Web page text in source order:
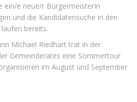
ein/e neue/r BürgermeisterIn
und die Kandidatensuche in den
bereits.
Michael Riedhart trat in der
Gemeinderates eine Sommertour
im August und September